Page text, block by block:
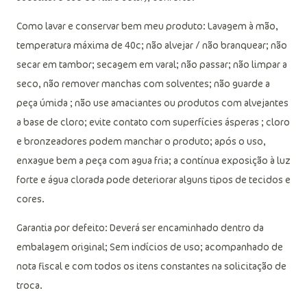
Como lavar e conservar bem meu produto: Lavagem à mão,
temperatura máxima de 40c; não alvejar / não branquear; não
secar em tambor; secagem em varal; não passar; não limpar a
seco, não remover manchas com solventes; não guarde a
peça úmida ; não use amaciantes ou produtos com alvejantes
a base de cloro; evite contato com superfícies ásperas ; cloro
e bronzeadores podem manchar o produto; após o uso,
enxague bem a peça com agua fria; a contínua exposição à luz
forte e água clorada pode deteriorar alguns tipos de tecidos e
cores.
Garantia por defeito: Deverá ser encaminhado dentro da
embalagem original; Sem indícios de uso; acompanhado de
nota fiscal e com todos os itens constantes na solicitação de
troca.